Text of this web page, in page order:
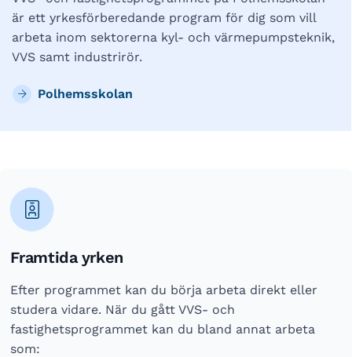
är ett yrkesförberedande program för dig som vill
arbeta inom sektorerna kyl- och värmepumpsteknik,
VVS samt industrirör.
Polhemsskolan
Framtida yrken
Efter programmet kan du börja arbeta direkt eller
studera vidare. När du gått VVS- och
fastighetsprogrammet kan du bland annat arbeta
som: